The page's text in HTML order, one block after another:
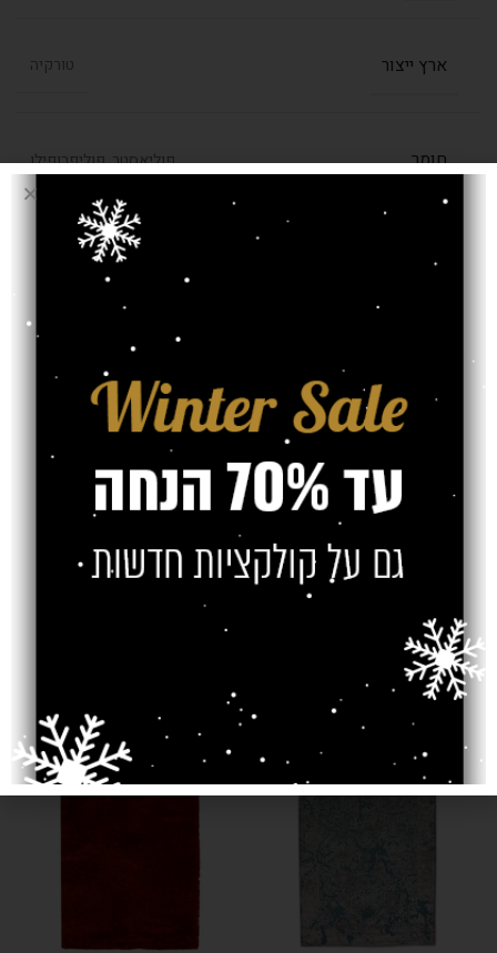
ארץ ייצור טורקיה
חומר פוליאסטר, פוליפרופילן
רמת צפיפות 750,000 קשר למ"ר
חוות דעת (0)
משלוח
צרו קשר
מוצרים קשורים
SOLD OUT
SOLD OUT